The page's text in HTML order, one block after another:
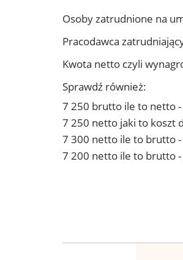
Osoby zatrudnione na
Pracodawca
Kwota netto czyli
Sprawdź również:
7 250 brutto ile to netto
7 250 netto jaki to koszt
7 300 netto ile to brutto
7 200 netto ile to brutto